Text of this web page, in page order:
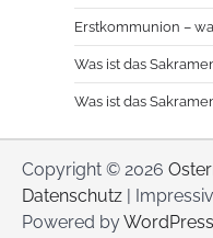
Erstkommunion –
Was ist das
Was ist das
Copyright © 2026
Datenschutz |
Powered byWordPress